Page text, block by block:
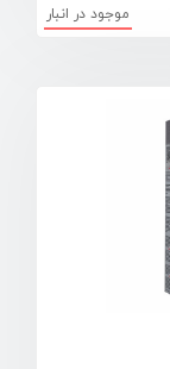
موجود در انبار